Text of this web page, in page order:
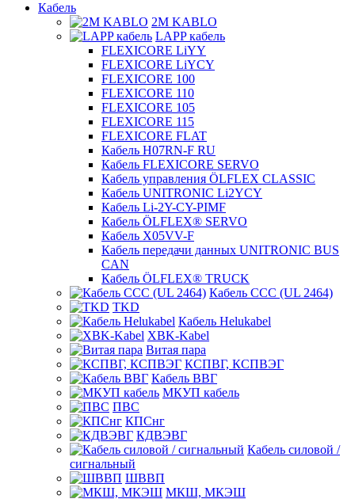
Кабель
2M KABLO
LAPP кабель
FLEXICORE LiYY
FLEXICORE LiYCY
FLEXICORE 100
FLEXICORE 110
FLEXICORE 105
FLEXICORE 115
FLEXICORE FLAT
Кабель H07RN-F RU
Кабель FLEXICORE SERVO
Кабель управления ÖLFLEX CLASSIC
Кабель UNITRONIC Li2YCY
Кабель Li-2Y-CY-PIMF
Кабель ÖLFLEX® SERVO
Кабель X05VV-F
Кабель передачи данных UNITRONIC BUS
CAN
Кабель ÖLFLEX® TRUCK
Кабель CCC (UL 2464)
TKD
Кабель Helukabel
XBK-Kabel
Витая пара
КСПВГ, КСПВЭГ
Кабель ВВГ
МКУП кабель
ПВС
КПСнг
КДВЭВГ
Кабель силовой /
сигнальный
ШВВП
МКШ, МКЭШ